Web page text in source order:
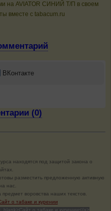
на AVIATOR СИНИЙ Т/П в своем
вместе с tabacum.ru
ВКонтакте
(0)
находятся под защитой закона о
разместить предложенную активную
нас.
воровства наших текстов.
о табаке и курении
о табаке и курении</a>